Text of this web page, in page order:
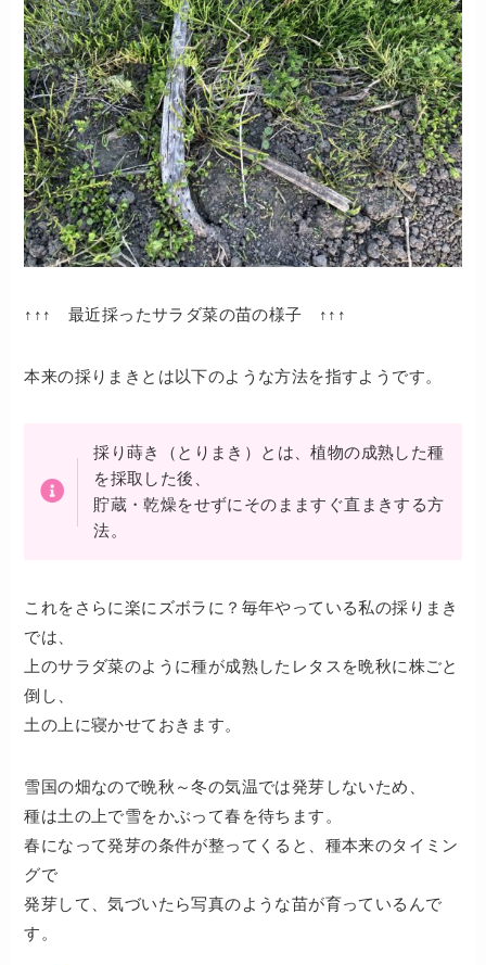
↑↑↑ 最近採ったサラダ菜の苗の様子 ↑↑↑
本来の採りまきとは以下のような方法を指すようです。
採り蒔き（とりまき）とは、植物の成熟した種
を採取した後、
貯蔵・乾燥をせずにそのまますぐ直まきする方
法。
これをさらに楽にズボラに？毎年やっている私の採りまき
では、
上のサラダ菜のように種が成熟したレタスを晩秋に株ごと
倒し、
土の上に寝かせておきます。
雪国の畑なので晩秋～冬の気温では発芽しないため、
種は土の上で雪をかぶって春を待ちます。
春になって発芽の条件が整ってくると、種本来のタイミン
グで
発芽して、気づいたら写真のような苗が育っているんで
す。